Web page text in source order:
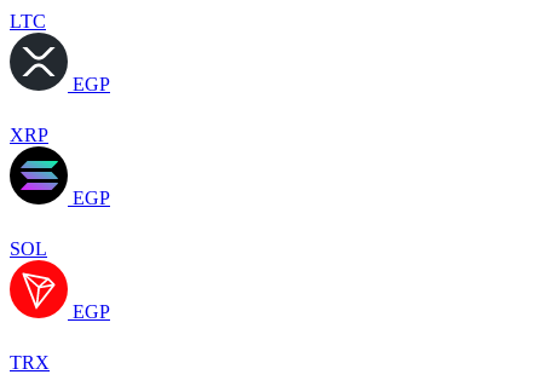
LTC
EGP
XRP
EGP
SOL
EGP
TRX